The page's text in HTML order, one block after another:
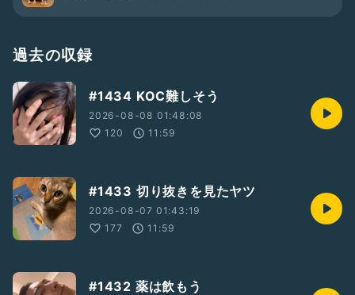
過去の収録
#1434 KOC難しそう
2026-08-08 01:48:08
120
11:59
#1433 切り抜きを見たヤツ
2026-08-07 01:43:19
177
11:59
#1432 薬は飲もう